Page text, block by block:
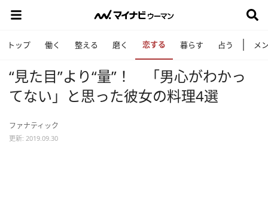
トップ 働く 整える 磨く 恋する 暮らす 占う メ
“見た目”より“量”！ 「男心がわかっ
てない」と思った彼女の料理4選
ファナティック
更新: 2019.09.30